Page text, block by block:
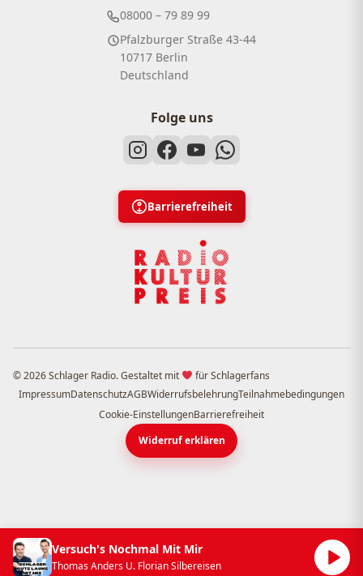
08000 – 79 89 99
Pfalzburger Straße 43-44
10717 Berlin
Deutschland
Folge uns
Barrierefreiheit
© 2026 Schlager Radio. Gestaltet mit
für Schlagerfans
ImpressumDatenschutzAGBWiderrufsbelehrungTeilnahmebedingungen
Cookie-EinstellungenBarrierefreiheit
Widerruf erklären
Versuch's Nochmal Mit Mir
Thomas Anders U. Florian Silbereisen